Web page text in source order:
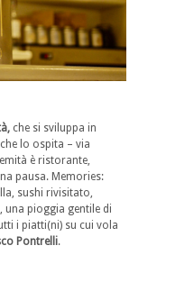
che si sviluppa in
lo ospita – via
è ristorante,
pausa. Memories:
sushi rivisitato,
pioggia gentile di
i piatti(ni) su cui vola
Pontrelli.